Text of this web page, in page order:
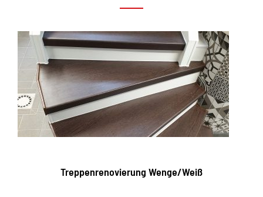
Treppenrenovierung Wenge/Weiß